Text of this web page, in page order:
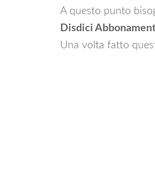
A questo punto
Disdici
Una volta fatto